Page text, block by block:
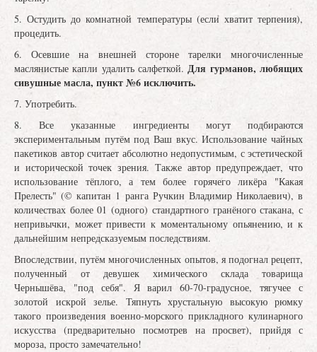
5. Остудить до комнатной температуры (если хватит терпения),
процедить.
6. Осевшие на внешней стороне тарелки многочисленные
маслянистые капли удалить салфеткой.Для гурманов, любящих
сивушные масла, пункт №6 исключить.
7. Употребить.
8. Все указанные ингредиенты могут подбираются
экспериментальным путём под Ваш вкус. Использование чайных
пакетиков автор считает абсолютно недопустимым, с эстетической
и исторической точек зрения. Также автор предупреждает, что
использование тёплого, а тем более горячего ликёра "Какая
Прелесть" (© капитан 1 ранга Ручкин Владимир Николаевич), в
количествах более 01 (одного) стандартного гранёного стакана, с
непривычки, может привести к моментальному опьянению, и к
дальнейшим непредсказуемым последствиям.
Впоследствии, путём многочисленных опытов, я подогнал рецепт,
полученный от девушек химического склада товарища
Чернышёва, "под себя". Я варил 60-70-градусное, тягучее с
золотой искрой зелье. Тяпнуть хрустальную высокую рюмку
такого произведения военно-морского прикладного кулинарного
искусства (предварительно посмотрев на просвет), прийдя с
мороза, просто замечательно!